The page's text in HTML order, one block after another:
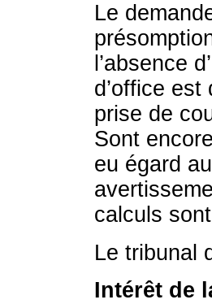
Le
l’absence
d’office
prise de
Sont
eu égard
calculs
Le tribunal
Intérêt de